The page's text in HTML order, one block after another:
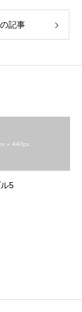
記事
5